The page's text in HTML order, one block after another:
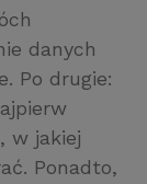
danych
Po drugie:
w jakiej
Ponadto,